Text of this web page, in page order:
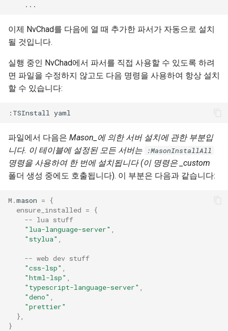
이제 NvChad를 다음에 열 때 추가한 파서가 자동으로 설치
될 것입니다.
실행 중인 NvChad에서 파서를 직접 사용할 수 있도록 하려
면 파일을 수정하지 않고도 다음 명령을 사용하여 항상 설치
할 수 있습니다:
파일에서 다음은 Mason_에 의한 서버 설치에 관한 부분입
니다. 이 테이블에 설정된 모든 서버는
:MasonInstallAll
명령을 사용하여 한 번에 설치됩니다 (이 명령은 _custom
폴더 생성 중에도 호출됩니다). 이 부분은 다음과 같습니다:
M .mason =
{
ensure_installed =
{
-- lua stuff
"lua-language-server"
"stylua"
-- web dev stuff
"css-lsp"
"html-lsp"
"typescript-language-server"
"deno"
"prettier"
},
}